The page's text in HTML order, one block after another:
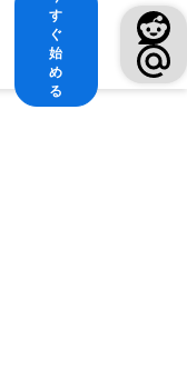
す
ぐ
始
め
る